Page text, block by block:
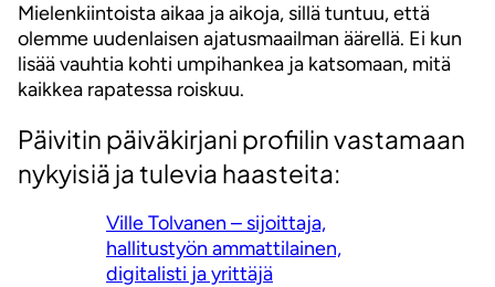
Mielenkiintoista aikaa ja aikoja, sillä tuntuu, että
olemme uudenlaisen ajatusmaailman äärellä. Ei kun
lisää vauhtia kohti umpihankea ja katsomaan, mitä
kaikkea rapatessa roiskuu.
Päivitin päiväkirjani profiilin vastamaan
nykyisiä ja tulevia haasteita:
Ville Tolvanen – sijoittaja,
hallitustyön ammattilainen,
digitalisti ja yrittäjä